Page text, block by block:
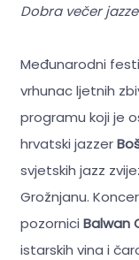
Dobra večer
Međunarodni
vrhunac ljetnih
programu koji je
hrvatski jazzer
svjetskih jazz
Grožnjanu.
pozornici Balwan
istarskih vina i